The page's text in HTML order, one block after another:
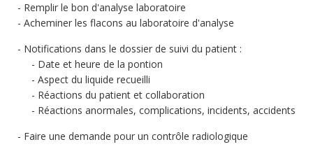
Remplir le bon d'analyse laboratoire
Acheminer les flacons au laboratoire d'analyse
Notifications dans le dossier de suivi du patient :
Date et heure de la pontion
Aspect du liquide recueilli
Réactions du patient et collaboration
Réactions anormales, complications, incidents, accidents
Faire une demande pour un contrôle radiologique